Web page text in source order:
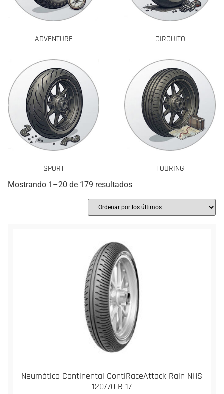
ADVENTURE CIRCUITO
SPORT TOURING
Mostrando 1–20 de 179 resultados
Neumático Continental ContiRaceAttack Rain NHS
120/70 R 17